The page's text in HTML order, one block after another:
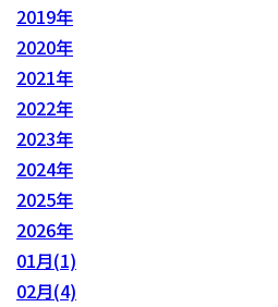
2019年
2020年
2021年
2022年
2023年
2024年
2025年
2026年
01月(1)
02月(4)